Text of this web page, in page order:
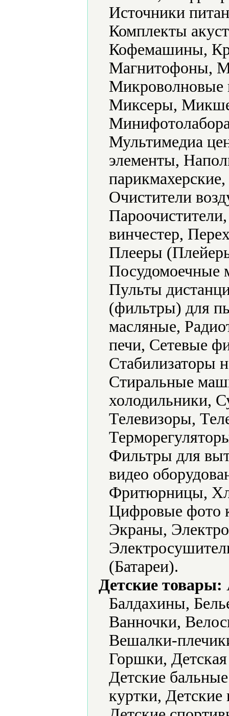
Источники
Комплекты
Кофемашины,
Магнитофоны,
Миксеры,
Мультимедиа
элементы,
Очистители
винчестер,
Плееры
Посудомоечные
Пульты
(фильтры) для
масляные,
печи, Сетевые
Стабилизаторы
Стиральные
холодильники,
Телевизоры,
Фильтры для
видео
Фритюрницы,
Цифровые фото
Экраны,
(Батареи).
Детские товары:
Балдахины,
Ванночки,
Вешалки-
Горшки,
Детские
куртки, Детские